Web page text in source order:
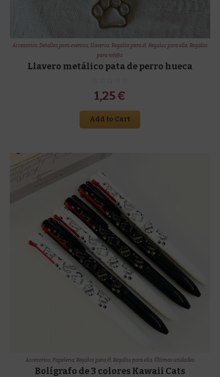
Accesorios, Detalles para eventos, Llaveros, Regalos para él, Regalos para ella, Regalos
para niñ@s
Llavero metálico pata de perro hueca
1,25€
Add to Cart
Accesorios, Papeleria, Regalos para él, Regalos para ella, Últimas unidades
Bolígrafo de 3 colores Kawaii Cats